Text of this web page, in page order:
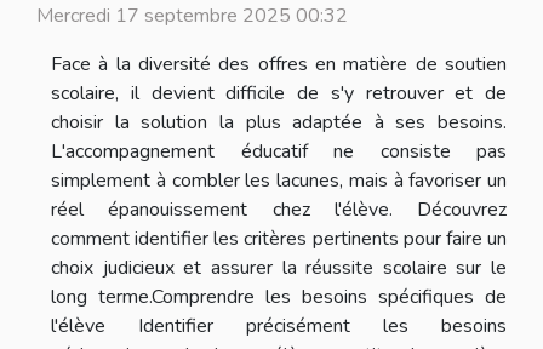
Mercredi 17 septembre 2025 00:32
Face à la diversité des offres en matière de soutien
scolaire, il devient difficile de s'y retrouver et de
choisir la solution la plus adaptée à ses besoins.
L'accompagnement éducatif ne consiste pas
simplement à combler les lacunes, mais à favoriser un
réel épanouissement chez l'élève. Découvrez
comment identifier les critères pertinents pour faire un
choix judicieux et assurer la réussite scolaire sur le
long terme.Comprendre les besoins spécifiques de
l'élève Identifier précisément les besoins